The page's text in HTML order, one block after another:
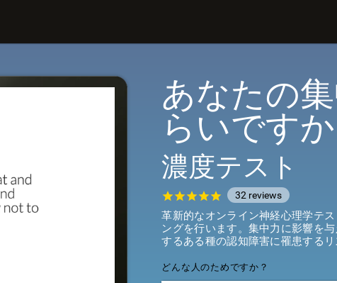
あなたの
らいですか
濃度テスト
32 reviews
革新的なオンライン神経心理学テ
ングを行います。集中力に影響を
するある種の認知障害に罹患するリ
どんな人のためですか？